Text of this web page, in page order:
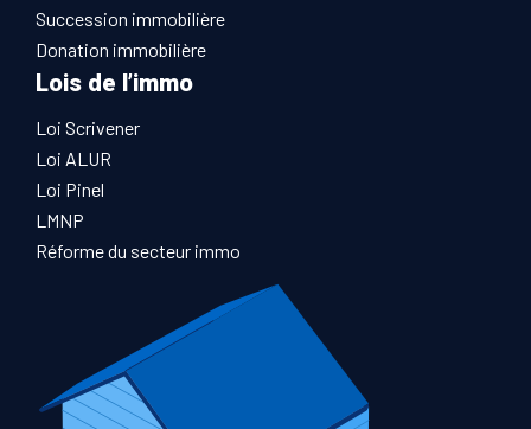
Succession immobilière
Donation immobilière
Lois de l’immo
Loi Scrivener
Loi ALUR
Loi Pinel
LMNP
Réforme du secteur immo